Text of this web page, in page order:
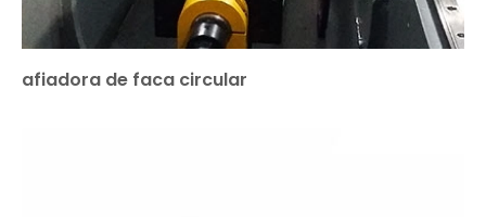
afiadora de faca circular